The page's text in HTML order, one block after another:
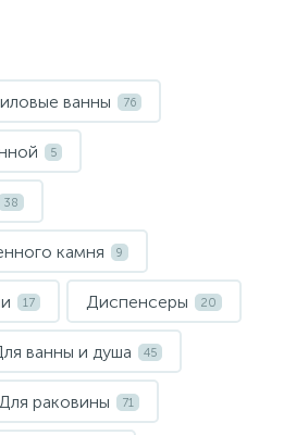
ванны 76
5
38
камня 9
17 Диспенсеры 20
ванны и душа 45
раковины 71